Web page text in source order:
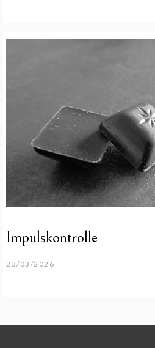
Impulskontrolle
23/03/2026